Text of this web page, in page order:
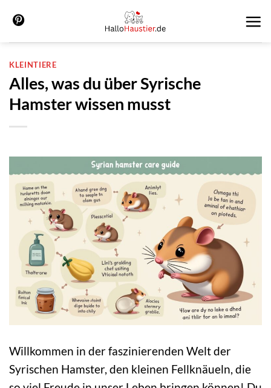
Inhalt
springen
KLEINTIERE
Alles, was du über Syrische
Hamster wissen musst
Willkommen in der faszinierenden Welt der
Syrischen Hamster, den kleinen Fellknäueln, die